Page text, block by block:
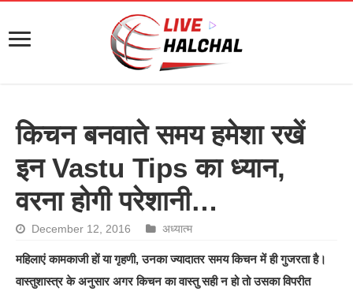
किचन बनवाते समय हमेशा रखें
इन Vastu Tips का ध्यान,
वरना होगी परेशानी…
December 12, 2016 अध्यात्म
महिलाएं कामकाजी हों या गृहणी, उनका ज्यादातर समय किचन में ही गुजरता है।
वास्तुशास्त्र के अनुसार अगर किचन का वास्तु सही न हो तो उसका विपरीत